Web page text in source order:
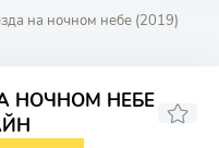
на ночном небе (2019)
НОЧНОМ НЕБЕ